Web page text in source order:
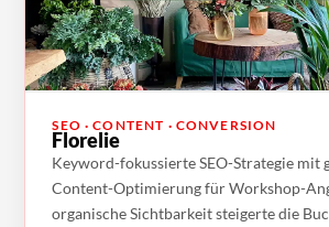
SEO · CONTENT · CONVERSION
Florelie
Keyword-fokussierte SEO-Strategie mit
Content-Optimierung für Workshop-
organische Sichtbarkeit steigerte die